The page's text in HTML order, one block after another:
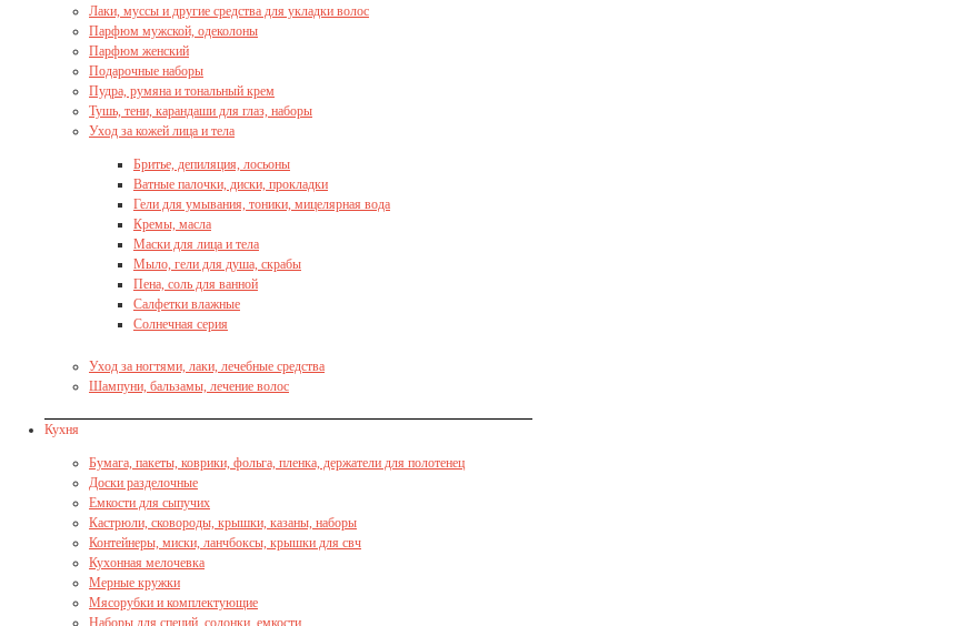
Лаки, муссы и другие средства для укладки волос
Парфюм мужской, одеколоны
Парфюм женский
Подарочные наборы
Пудра, румяна и тональный крем
Тушь, тени, карандаши для глаз, наборы
Уход за кожей лица и тела
Бритье, депиляция, лосьоны
Ватные палочки, диски, прокладки
Гели для умывания, тоники, мицелярная вода
Кремы, масла
Маски для лица и тела
Мыло, гели для душа, скрабы
Пена, соль для ванной
Салфетки влажные
Солнечная серия
Уход за ногтями, лаки, лечебные средства
Шампуни, бальзамы, лечение волос
Кухня
Бумага, пакеты, коврики, фольга, пленка, держатели для полотенец
Доски разделочные
Емкости для сыпучих
Кастрюли, сковороды, крышки, казаны, наборы
Контейнеры, миски, ланчбоксы, крышки для свч
Кухонная мелочевка
Мерные кружки
Мясорубки и комплектующие
Наборы для специй, солонки, емкости